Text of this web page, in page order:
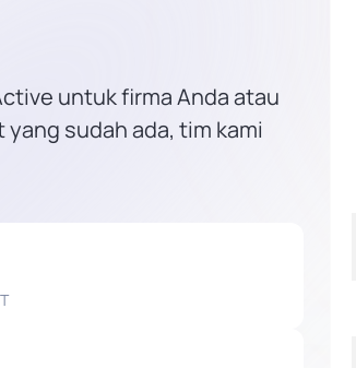
untuk firma Anda atau
sudah ada, tim kami